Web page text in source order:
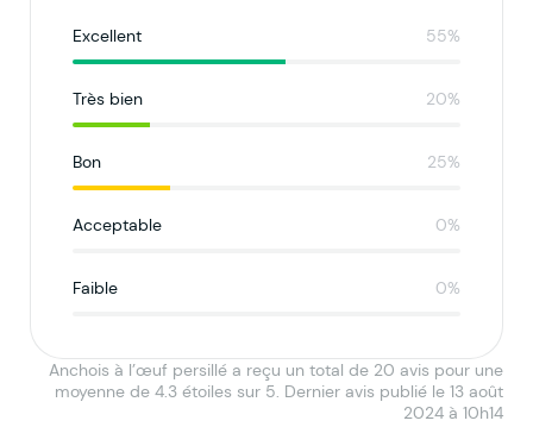
Excellent 55%
Très bien 20%
Bon 25%
Acceptable 0%
Faible 0%
Anchois à l’œuf persillé a reçu un total de 20 avis pour une
moyenne de 4.3 étoiles sur 5. Dernier avis publié le 13 août
2024 à 10h14